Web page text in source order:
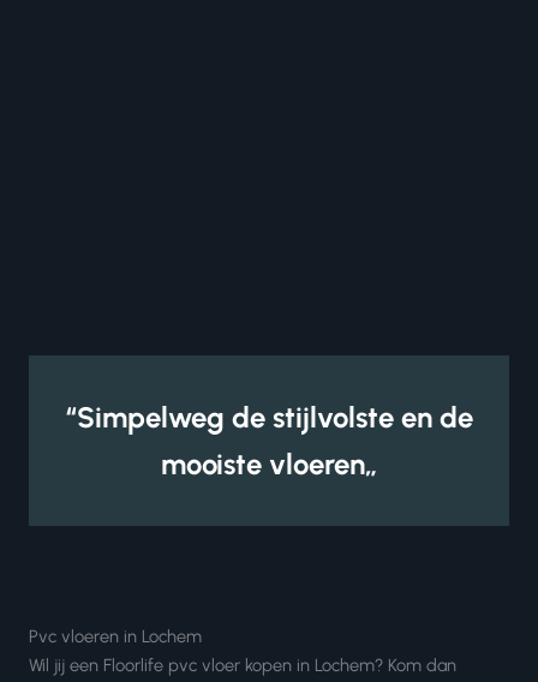
“Simpelweg de stijlvolste en de
mooiste vloeren„
Pvc vloeren in Lochem
Wil jij een Floorlife pvc vloer kopen in Lochem? Kom dan